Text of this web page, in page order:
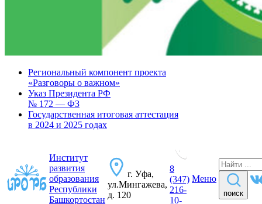
Региональный компонент проекта
«Разговоры о важном»
Указ Президента РФ
№ 172 — ФЗ
Государственная итоговая аттестация
в 2024 и 2025 годах
Институт
развития
образования
Республики
Башкортостан
г. Уфа,
ул.Мингажева,
д. 120
8
(347)
216-
10-
Меню
поиск